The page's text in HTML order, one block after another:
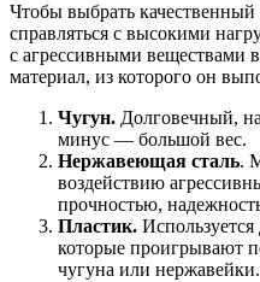
Чтобы выбрать качественный
справляться с высокими
с агрессивными веществами
материал, из которого он
Чугун. Долговечный,
минус — большой вес.
Нержавеющая сталь.
воздействию
прочностью,
Пластик.
которые проигрывают
чугуна или нержавейки.